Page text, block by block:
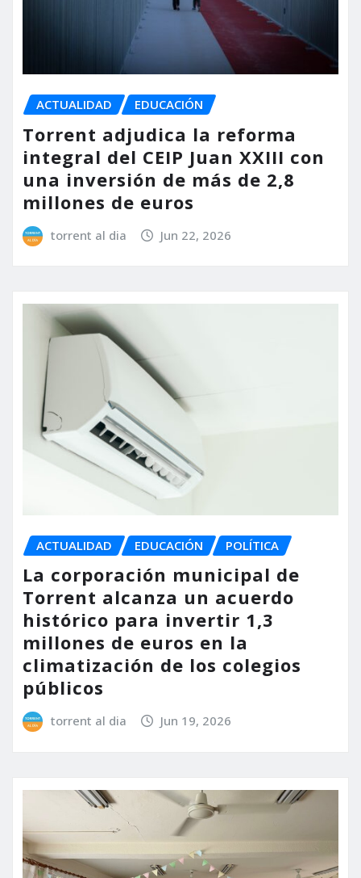
ACTUALIDAD EDUCACIÓN
Torrent adjudica la reforma
integral del CEIP Juan XXIII con
una inversión de más de 2,8
millones de euros
torrent al dia Jun 22, 2026
ACTUALIDAD EDUCACIÓN POLÍTICA
La corporación municipal de
Torrent alcanza un acuerdo
histórico para invertir 1,3
millones de euros en la
climatización de los colegios
públicos
torrent al dia Jun 19, 2026